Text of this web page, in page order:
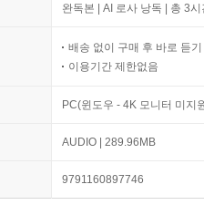
완독본 | AI 로사 낭독 | 총 3
배송 없이 구매 후 바로 듣기
이용기간 제한없음
PC(윈도우 - 4K 모니터 미지
AUDIO | 289.96MB
9791160897746